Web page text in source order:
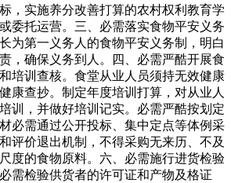
，实施养分改善打算的农村权利教育学
委托运营。三、必需落实食物平安义务
为第一义务人的食物平安义务制，明白
，确保义务到人。四、必需严酷开展食
培训查核。食堂从业人员须持无效健康
康查抄。制定年度培训打算，对从业人
训，并做好培训记实。必需严酷按划定
必需通过公开投标、集中定点等体例采
评价退出机制，不得采购无来历、不及
度的食物原料。六、必需施行进货检验
需检验供货者的许可证和产物及格证